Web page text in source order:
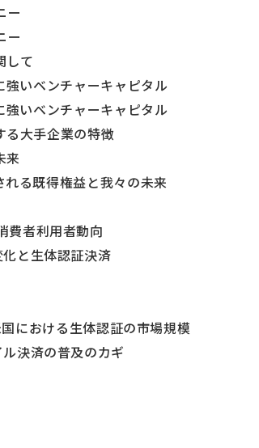
ー
ー
して
いベンチャーキャピタル
いベンチャーキャピタル
大手企業の特徴
来
る既得権益と我々の未来
費者利用者動向
と生体認証決済
における生体認証の市場規模
決済の普及のカギ